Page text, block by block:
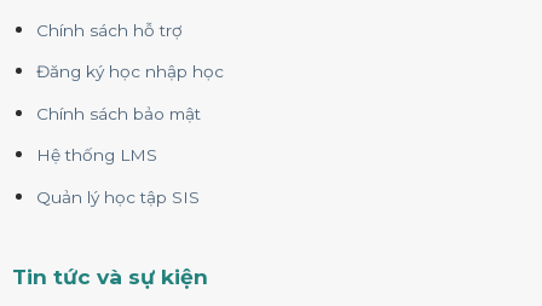
Chính sách hỗ trợ
Đăng ký học nhập học
Chính sách bảo mật
Hệ thống LMS
Quản lý học tập SIS
Tin tức và sự kiện